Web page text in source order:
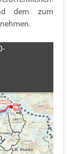
dem zum